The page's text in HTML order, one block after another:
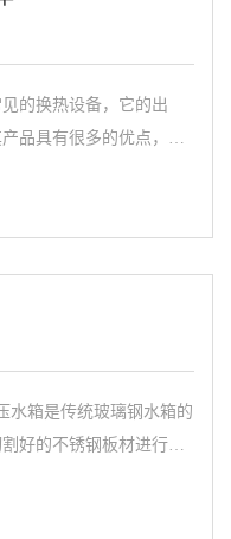
的换热设备，它的出
品具有很多的优点，且
水箱是传统玻璃钢水箱的
好的不锈钢板材进行焊